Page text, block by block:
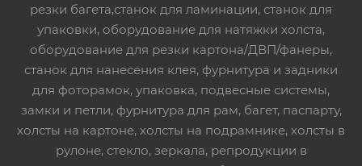
резки багета,станок для ламинации, станок для
упаковки, оборудование для натяжки холста,
оборудование для резки картона/ДВП/фанеры,
станок для нанесения клея, фурнитура и задники
для фоторамок, упаковка, подвесные системы,
замки и петли, фурнитура для рам, багет, паспарту,
холсты на картоне, холсты на подрамнике, холсты в
рулоне, стекло, зеркала, репродукции в